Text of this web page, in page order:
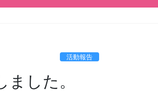
活動報告
した。